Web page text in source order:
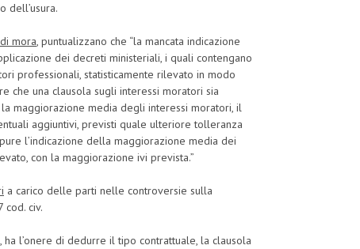
dell’usura.
mora, puntualizzano che “la mancata indicazione
dei decreti ministeriali, i quali contengano
professionali, statisticamente rilevato in modo
che una clausola sugli interessi moratori sia
la maggiorazione media degli interessi moratori, il
aggiuntivi, previsti quale ulteriore tolleranza
l’indicazione della maggiorazione media dei
con la maggiorazione ivi prevista.”
a carico delle parti nelle controversie sulla
cod. civ.
l’onere di dedurre il tipo contrattuale, la clausola